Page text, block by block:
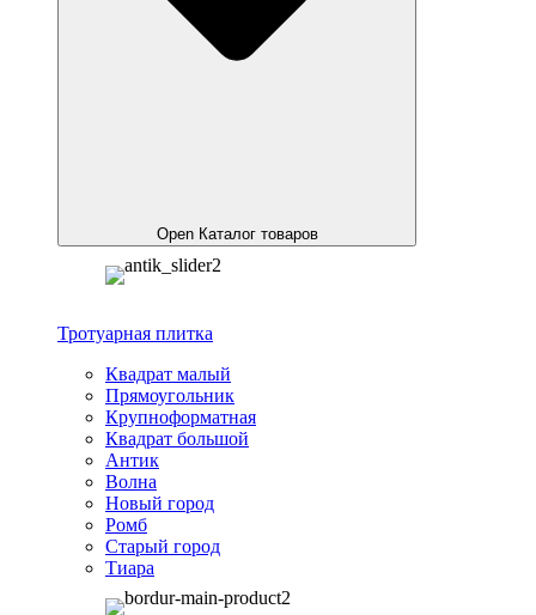
Open Каталог товаров
Тротуарная плитка
Квадрат малый
Прямоугольник
Крупноформатная
Квадрат большой
Антик
Волна
Новый город
Ромб
Старый город
Тиара